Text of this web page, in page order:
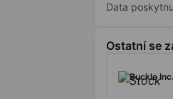
Data
Ostatní se
Buckle Inc.